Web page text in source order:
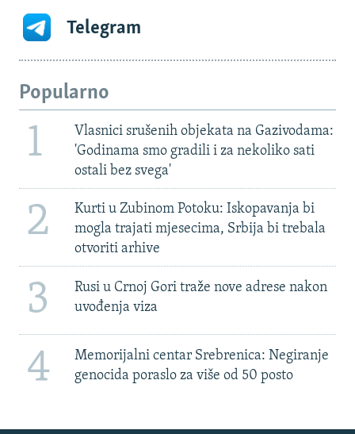
Telegram
Popularno
1
Vlasnici srušenih objekata na Gazivodama:
'Godinama smo gradili i za nekoliko sati
ostali bez svega'
2
Kurti u Zubinom Potoku: Iskopavanja bi
mogla trajati mjesecima, Srbija bi trebala
otvoriti arhive
3
Rusi u Crnoj Gori traže nove adrese nakon
uvođenja viza
4
Memorijalni centar Srebrenica: Negiranje
genocida poraslo za više od 50 posto